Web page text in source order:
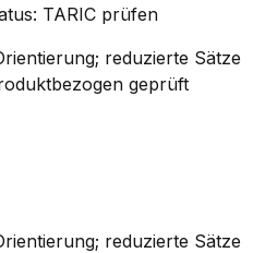
: TARIC prüfen
reduzierte Sätze
geprüft
reduzierte Sätze